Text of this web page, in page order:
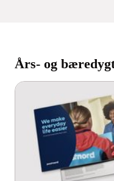
Års- og